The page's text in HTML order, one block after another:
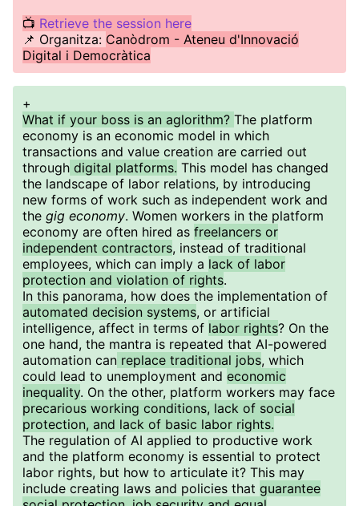
📺 Retrieve the session here
📌 Organitza: Canòdrom - Ateneu d'Innovació
Digital i Democràtica
+
What if your boss is an aglorithm? The platform
economy is an economic model in which
transactions and value creation are carried out
through digital platforms. This model has changed
the landscape of labor relations, by introducing
new forms of work such as independent work and
the gig economy. Women workers in the platform
economy are often hired as freelancers or
independent contractors, instead of traditional
employees, which can imply a lack of labor
protection and violation of rights.
In this panorama, how does the implementation of
automated decision systems, or artificial
intelligence, affect in terms of labor rights? On the
one hand, the mantra is repeated that AI-powered
automation can replace traditional jobs, which
could lead to unemployment and economic
inequality. On the other, platform workers may face
precarious working conditions, lack of social
protection, and lack of basic labor rights.
The regulation of AI applied to productive work
and the platform economy is essential to protect
labor rights, but how to articulate it? This may
include creating laws and policies that guarantee